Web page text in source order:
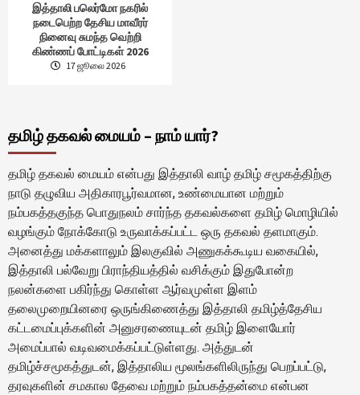
இத்தாலி பலெர்மோ நகரில்
நடைபெற்ற தேசிய மாவீரர்
நினைவு சுமந்த வெற்றி
கிண்ணப் போட்டிகள் 2026
17 ஜூலை 2026
தமிழ் தகவல் மையம் – நாம் யார்?
தமிழ் தகவல் மையம் என்பது இத்தாலி வாழ் தமிழ் சமூகத்திற்கு
நாடு தழுவிய அதிகாரபூர்வமான, உண்மையான மற்றும்
நம்பகத்தகுந்த பொதுநலம் சார்ந்த தகவல்களை தமிழ் மொழியில்
வழங்கும் நோக்கோடு உருவாக்கப்பட்ட ஒரு தகவல் தளமாகும்.
அனைத்து மக்களாலும் இலகுவில் அணுகக்கூடிய வகையில்,
இத்தாலி பல்வேறு பிராந்தியத்தில் வசிக்கும் இதுபோன்ற
நலன்களை பகிர்ந்து கொள்ள ஆர்வமுள்ள இளம்
தலைமுறையினரை ஒருங்கிணைத்து இத்தாலி தமிழ்த்தேசிய
கட்டமைப்புக்களின் அனுசரணையுடன் தமிழ் இளையோர்
அமைப்பால் வடிவமைக்கப்பட்டுள்ளது. அத்துடன்
தமிழ்ச்சமூகத்துடன், இத்தாலிய மூலங்களிலிருந்து பெறப்பட்டு,
தரவுகளின் சமகால தேவை மற்றும் நம்பகத்தன்மை என்பன